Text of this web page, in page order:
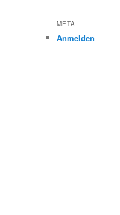
META
Anmelden